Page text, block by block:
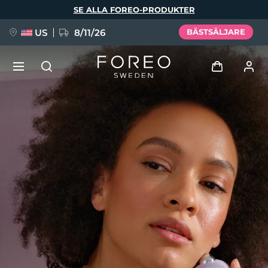
SE ALLA FOREO-PRODUKTER
US 8/11/26 BÄSTSÄLJARE
Logga in
Användarprofil
Mina enheter
Mina beställningar
Mina adresser
Mina prenumerationer
NYHET
FAQ™ Pure Beauty-Tech Elixir
BREAKING NEWS
issa™ Teeth Whitening Set
Språk
English Deutsch
Español
Français
Italiano
Português
Polski
Svenska
Русский
Türkçe
简体中文 繁體中文